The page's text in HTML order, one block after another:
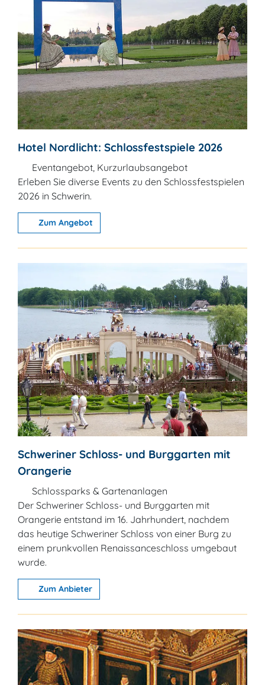
Hotel Nordlicht: Schlossfestspiele 2026
Eventangebot, Kurzurlaubsangebot
Erleben Sie diverse Events zu den Schlossfestspielen
2026 in Schwerin.
Zum Angebot
Schweriner Schloss- und Burggarten mit
Orangerie
Schlossparks & Gartenanlagen
Der Schweriner Schloss- und Burggarten mit
Orangerie entstand im 16. Jahrhundert, nachdem
das heutige Schweriner Schloss von einer Burg zu
einem prunkvollen Renaissanceschloss umgebaut
wurde.
Zum Anbieter